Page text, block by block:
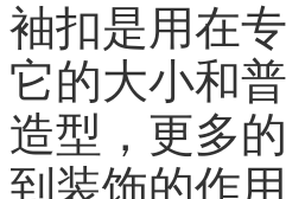
袖扣是用在
它的大小和
造型，更多
到装饰的作